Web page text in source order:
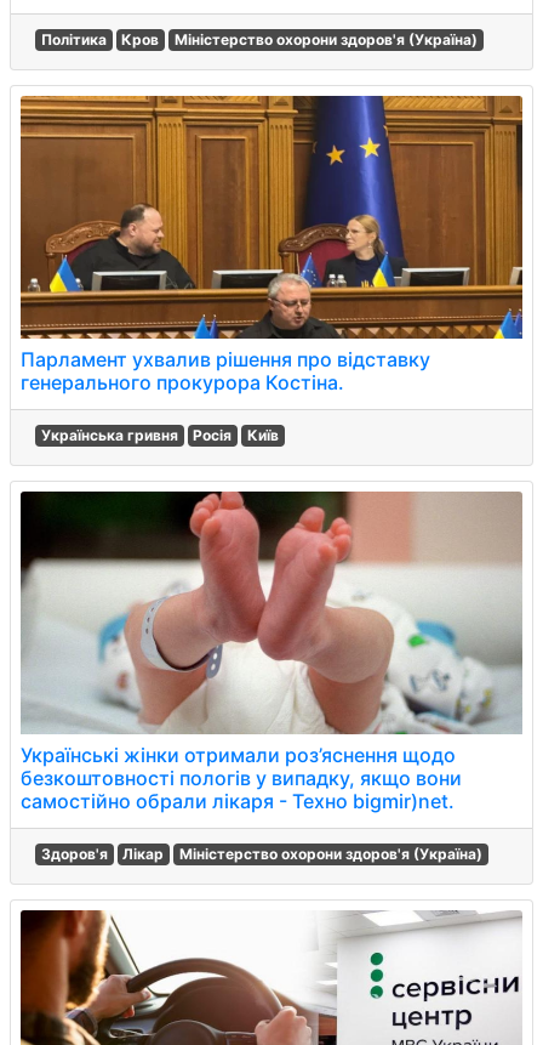
Політика Кров Міністерство охорони здоров'я (Україна)
Парламент ухвалив рішення про відставку
генерального прокурора Костіна.
Українська гривня Росія Київ
Українські жінки отримали роз’яснення щодо
безкоштовності пологів у випадку, якщо вони
самостійно обрали лікаря - Техно bigmir)net.
Здоров'я Лікар Міністерство охорони здоров'я (Україна)